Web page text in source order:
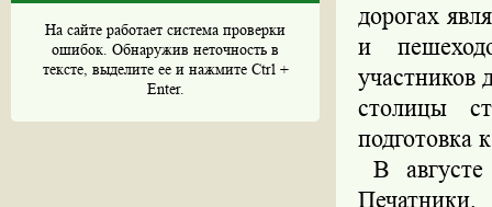
На сайте работает система проверки
ошибок. Обнаружив неточность в
тексте, выделите ее и нажмите Ctrl +
Enter.
дорогах
и
участников
столицы
подготовка
В